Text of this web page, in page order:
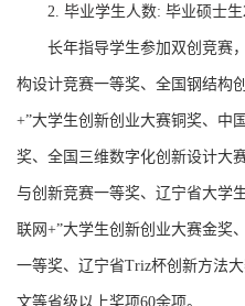
2. 毕业学生人数: 毕业硕士生
长年指导学生参加双创竞赛
构设计竞赛一等奖、全国钢结构
+”大学生创新创业大赛铜奖、 中
奖、 全国三维数字化创新设计大
与创新竞赛一等奖、辽宁省大学
联网 +”大学生创新创业大赛金奖、
一等奖、 辽宁省Triz杯创新方法
文等省级以上奖项60余项。